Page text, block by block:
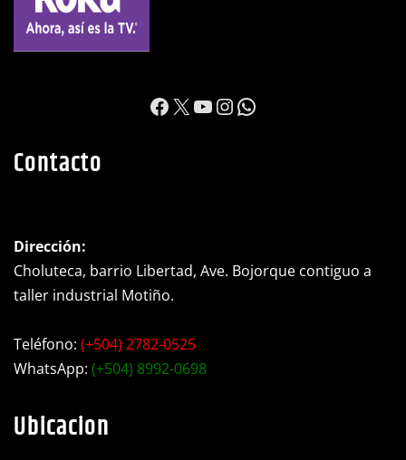
https://
X YouTube
Instagram
WhatsApp
Contacto
Dirección:
Choluteca, barrio Libertad, Ave. Bojorque contiguo a
taller industrial Motiño.
Teléfono: (+504) 2782-0525
WhatsApp: (+504) 8992-0698
Ubicacion